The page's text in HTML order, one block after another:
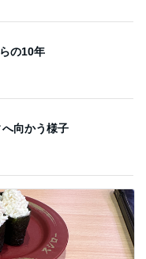
の10年
向かう様子